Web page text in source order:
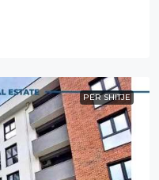
PËR SHITJE